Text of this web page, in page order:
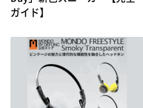
ガイド】